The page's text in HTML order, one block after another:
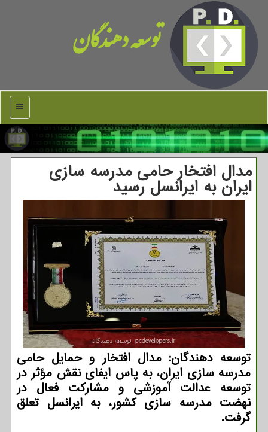
توسعه دهندگان
منو
مدال افتخار حامی مدرسه سازی
ایران به ایرانسل رسید
توسعه دهندگان: مدال افتخار و حمایل حامی
مدرسه سازی ایران، به پاس ایفای نقش مؤثر در
توسعه عدالت آموزشی و مشارکت فعال در
نهضت مدرسه سازی کشور، به ایرانسل تعلق
گرفت.